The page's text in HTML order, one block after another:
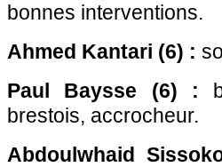
bonnes interventions.
Ahmed Kantari (6) :
Paul Baysse (6) :
brestois, accrocheur.
Abdoulwhaid